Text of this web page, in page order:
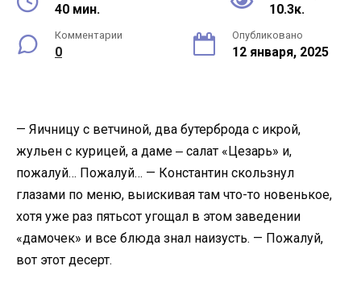
40 мин. 10.3к.
Комментарии
0
Опубликовано
12 января, 2025
— Яичницу с ветчиной, два бутерброда с икрой,
жульен с курицей, а даме ‒ салат «Цезарь» и,
пожалуй… Пожалуй… — Константин скользнул
глазами по меню, выискивая там что-то новенькое,
хотя уже раз пятьсот угощал в этом заведении
«дамочек» и все блюда знал наизусть. — Пожалуй,
вот этот десерт.